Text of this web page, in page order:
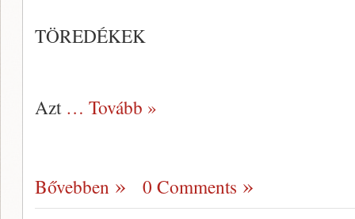
TÖREDÉKEK
Azt … Tovább »
Bővebben 0 Comments